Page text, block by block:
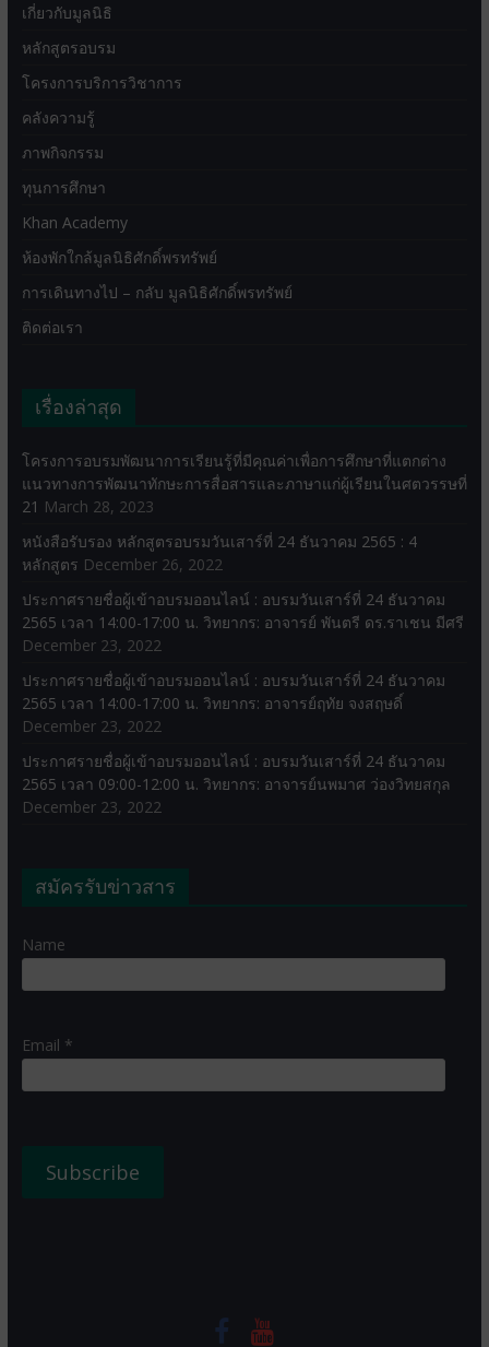
เกี่ยวกับมูลนิธิ
หลักสูตรอบรม
โครงการบริการวิชาการ
คลังความรู้
ภาพกิจกรรม
ทุนการศึกษา
Khan Academy
ห้องพักใกล้มูลนิธิศักดิ์พรทรัพย์
การเดินทางไป – กลับ มูลนิธิศักดิ์พรทรัพย์
ติดต่อเรา
เรื่องล่าสุด
โครงการอบรมพัฒนาการเรียนรู้ที่มีคุณค่าเพื่อการศึกษาที่แตกต่าง
แนวทางการพัฒนาทักษะการสื่อสารและภาษาแก่ผู้เรียนในศตวรรษที่
21 March 28, 2023
หนังสือรับรอง หลักสูตรอบรมวันเสาร์ที่ 24 ธันวาคม 2565 : 4
หลักสูตร December 26, 2022
ประกาศรายชื่อผู้เข้าอบรมออนไลน์ : อบรมวันเสาร์ที่ 24 ธันวาคม
2565 เวลา 14:00-17:00 น. วิทยากร: อาจารย์ พันตรี ดร.ราเชน มีศรี
December 23, 2022
ประกาศรายชื่อผู้เข้าอบรมออนไลน์ : อบรมวันเสาร์ที่ 24 ธันวาคม
2565 เวลา 14:00-17:00 น. วิทยากร: อาจารย์ฤทัย จงสฤษดิ์
December 23, 2022
ประกาศรายชื่อผู้เข้าอบรมออนไลน์ : อบรมวันเสาร์ที่ 24 ธันวาคม
2565 เวลา 09:00-12:00 น. วิทยากร: อาจารย์นพมาศ ว่องวิทยสกุล
December 23, 2022
สมัครรับข่าวสาร
Name
Email *